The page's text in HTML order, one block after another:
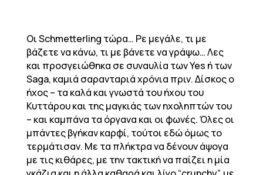
Οι Schmetterling τώρα… Ρε μεγάλε, τι με
βάζετε να κάνω, τι με βάνετε να γράψω… Λες
και προσγειώθηκα σε συναυλία των Yes ή των
Saga, καμιά σαρανταριά χρόνια πριν. Δίσκος ο
ήχος – τα καλά και γνωστά του ήχου του
Κυττάρου και της μαγκιάς των ηχοληπτών του
– και καμπάνα τα όργανα και οι φωνές. Όλες οι
μπάντες βγήκαν καρφί, τούτοι εδώ όμως το
τερμάτισαν. Με τα πλήκτρα να δένουν άψογα
με τις κιθάρες, με την τακτική να παίζει η μία